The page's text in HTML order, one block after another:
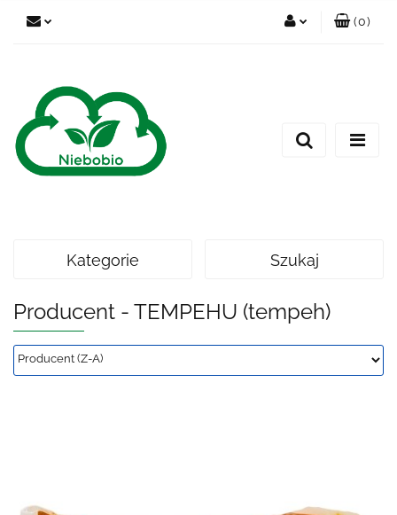
(0)
Kategorie Szukaj
Producent - TEMPEHU (tempeh)